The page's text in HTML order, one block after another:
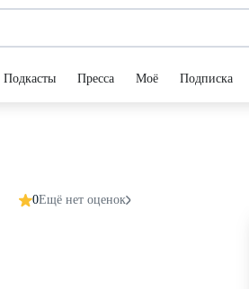
Подкасты Пресса Моё Подписка
0Ещё нет оценок